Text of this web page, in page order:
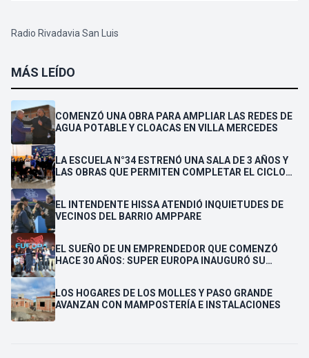
Radio Rivadavia San Luis
MÁS LEÍDO
COMENZÓ UNA OBRA PARA AMPLIAR LAS REDES DE
AGUA POTABLE Y CLOACAS EN VILLA MERCEDES
LA ESCUELA N°34 ESTRENÓ UNA SALA DE 3 AÑOS Y
LAS OBRAS QUE PERMITEN COMPLETAR EL CICLO
EL INTENDENTE HISSA ATENDIÓ INQUIETUDES DE
VECINOS DEL BARRIO AMPPARE
EL SUEÑO DE UN EMPRENDEDOR QUE COMENZÓ
HACE 30 AÑOS: SUPER EUROPA INAUGURÓ SU
LOS HOGARES DE LOS MOLLES Y PASO GRANDE
AVANZAN CON MAMPOSTERÍA E INSTALACIONES